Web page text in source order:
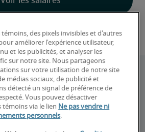
qui distingue nos données
témoins, des pixels invisibles et d'autres
améliorer l'expérience utilisateur,
et les publicités, et analyser les
sur notre site. Nous partageons
sur votre utilisation de notre site
médias sociaux, de publicité et
détecté un signal de préférence de
Vous pouvez désactiver
témoins via le lien Ne pas vendre ni
personnels.